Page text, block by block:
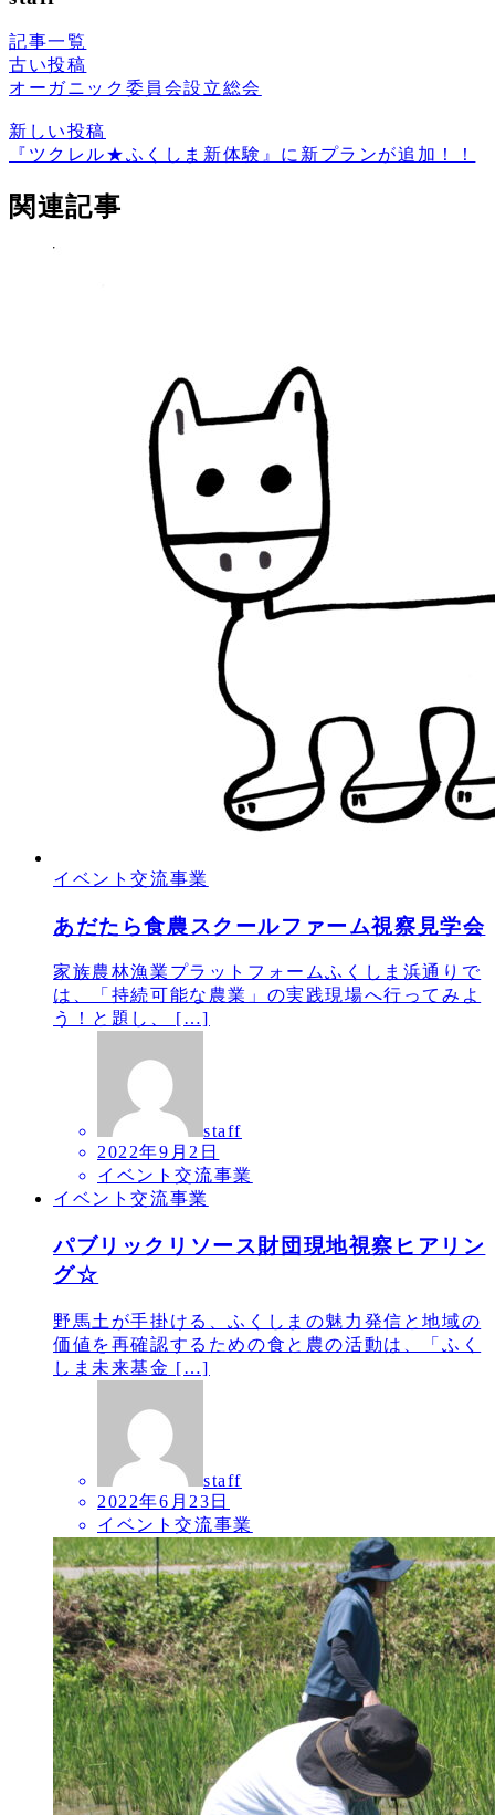
記事一覧
古い投稿
オーガニック委員会設立総会
新しい投稿
『ツクレル★ふくしま新体験』に新プランが追加！！
関連記事
イベント交流事業
あだたら食農スクールファーム視察見学会
家族農林漁業プラットフォームふくしま浜通りで
は、「持続可能な農業」の実践現場へ行ってみよ
う！と題し、 […]
staff
2022年9月2日
イベント交流事業
イベント交流事業
パブリックリソース財団現地視察ヒアリン
グ☆
野馬土が手掛ける、ふくしまの魅力発信と地域の
価値を再確認するための食と農の活動は、「ふく
しま未来基金 […]
staff
2022年6月23日
イベント交流事業